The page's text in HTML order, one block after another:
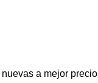
a mejor